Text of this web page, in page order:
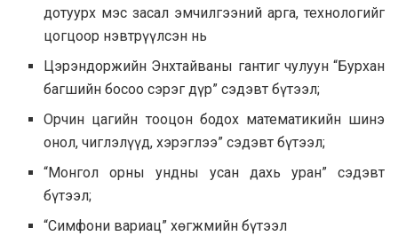
дотуурх мэс засал эмчилгээний арга, технологийг
цогцоор нэвтрүүлсэн нь
Цэрэндоржийн Энхтайваны гантиг чулуун “Бурхан
багшийн босоо сэрэг дүр” сэдэвт бүтээл;
Орчин цагийн тооцон бодох математикийн шинэ
онол, чиглэлүүд, хэрэглээ” сэдэвт бүтээл;
“Монгол орны ундны усан дахь уран”
сэдэвт
бүтээл;
“Симфони вариац” хөгжмийн бүтээл